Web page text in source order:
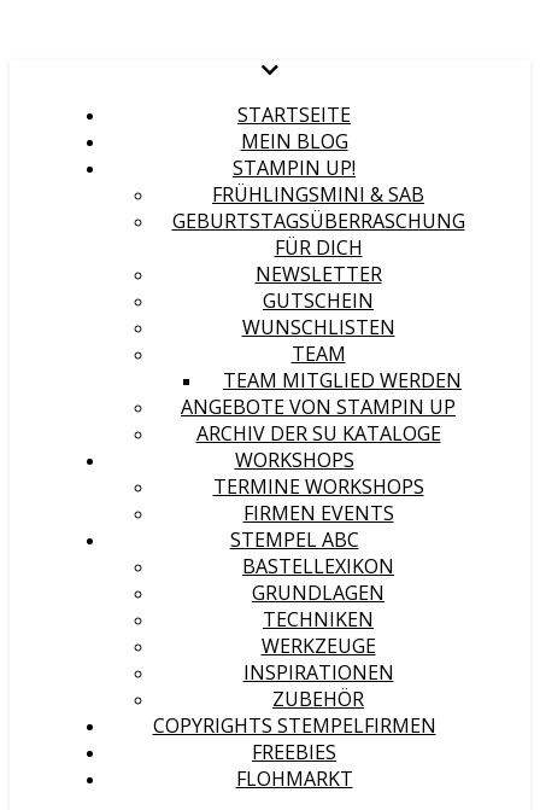
STARTSEITE
MEIN BLOG
STAMPIN UP!
FRÜHLINGSMINI & SAB
GEBURTSTAGSÜBERRASCHUNG
FÜR DICH
NEWSLETTER
GUTSCHEIN
WUNSCHLISTEN
TEAM
TEAM MITGLIED WERDEN
ANGEBOTE VON STAMPIN UP
ARCHIV DER SU KATALOGE
WORKSHOPS
TERMINE WORKSHOPS
FIRMEN EVENTS
STEMPEL ABC
BASTELLEXIKON
GRUNDLAGEN
TECHNIKEN
WERKZEUGE
INSPIRATIONEN
ZUBEHÖR
COPYRIGHTS STEMPELFIRMEN
FREEBIES
FLOHMARKT